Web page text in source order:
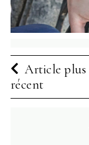
Article plus
récent